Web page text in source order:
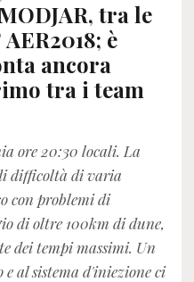
tra le
è
ancora
tra i team
ore 20:30 locali. La
difficoltà di varia
con problemi di
di oltre 100km di dune,
dei tempi massimi. Un
al sistema d'iniezione ci